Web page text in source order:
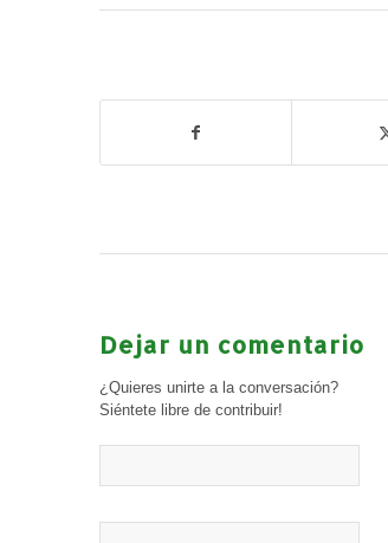
Dejar un comentario
¿Quieres unirte a la conversación?
Siéntete libre de contribuir!